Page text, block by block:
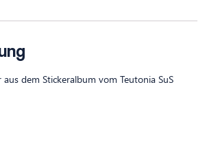
aus dem Stickeralbum vom Teutonia SuS